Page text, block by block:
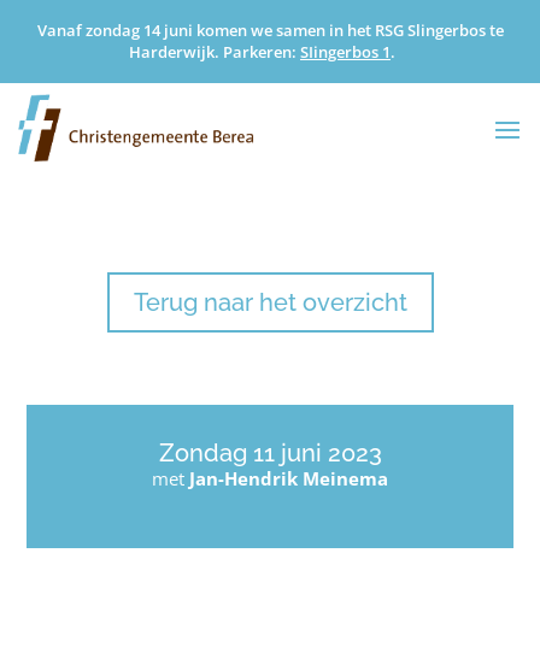
Vanaf zondag 14 juni komen we samen in het RSG Slingerbos te
Harderwijk. Parkeren: SIingerbos 1.
Terug naar het overzicht
Zondag 11 juni 2023
met Jan-Hendrik Meinema